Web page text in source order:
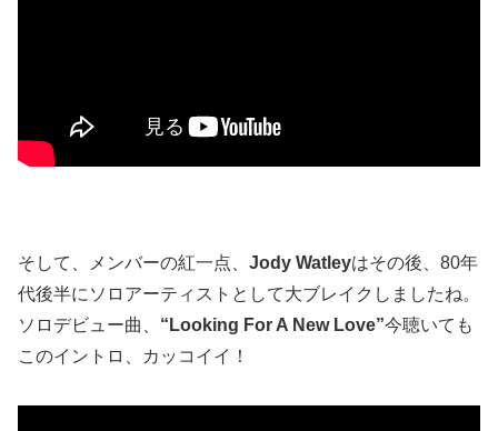
そして、メンバーの紅一点、 Jody Watleyはその後、80年
代後半にソロアーティストとして大ブレイクしましたね。
ソロデビュー曲、 “Looking For A New Love”今聴いても
このイントロ、カッコイイ！